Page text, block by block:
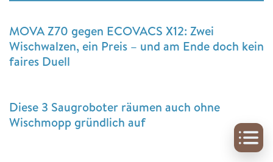
MOVA Z70 gegen ECOVACS X12: Zwei
Wischwalzen, ein Preis – und am Ende doch kein
faires Duell
Diese 3 Saugroboter räumen auch ohne
Wischmopp gründlich auf